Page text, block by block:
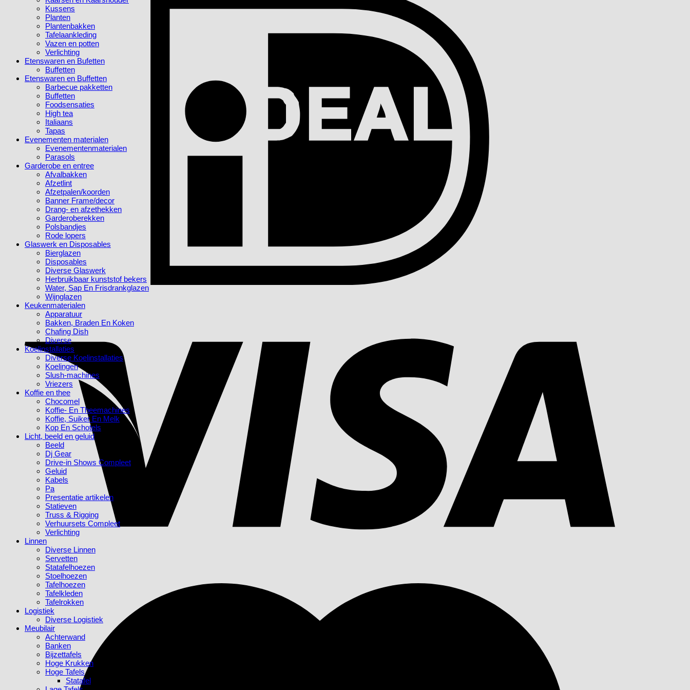
Kussens
Planten
Plantenbakken
Tafelaankleding
Vazen en potten
Verlichting
Etenswaren en Bufetten
Buffetten
Etenswaren en Buffetten
Barbecue pakketten
Buffetten
Foodsensaties
High tea
Italiaans
Tapas
Evenementen materialen
Evenementenmaterialen
Parasols
Garderobe en entree
Afvalbakken
Afzetlint
Afzetpalen/koorden
Banner Frame/decor
Drang- en afzethekken
Garderoberekken
Polsbandjes
Rode lopers
Glaswerk en Disposables
Bierglazen
Disposables
Diverse Glaswerk
Herbruikbaar kunststof bekers
Water, Sap En Frisdrankglazen
Wijnglazen
Keukenmaterialen
Apparatuur
Bakken, Braden En Koken
Chafing Dish
Diverse
Koelinstallaties
Diverse Koelinstallaties
Koelingen
Slush-machines
Vriezers
Koffie en thee
Chocomel
Koffie- En Theemachines
Koffie, Suiker En Melk
Kop En Schotels
Licht, beeld en geluid
Beeld
Dj Gear
Drive-in Shows Compleet
Geluid
Kabels
Pa
Presentatie artikelen
Statieven
Truss & Rigging
Verhuursets Compleet
Verlichting
Linnen
Diverse Linnen
Servetten
Statafelhoezen
Stoelhoezen
Tafelhoezen
Tafelkleden
Tafelrokken
Logistiek
Diverse Logistiek
Meubilair
Achterwand
Banken
Bijzettafels
Hoge Krukken
Hoge Tafels
Statafel